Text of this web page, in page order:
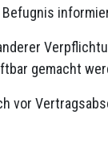
gemacht
vor